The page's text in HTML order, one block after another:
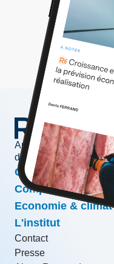
Au service de
développement des
Conjoncture &
Compétitivité &
Economie & climat
L'institut
Contact
Presse